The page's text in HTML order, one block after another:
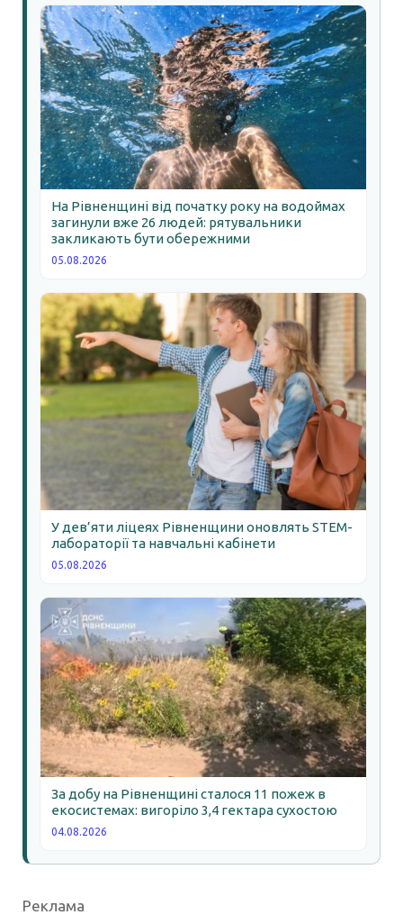
На Рівненщині від початку року на водоймах
загинули вже 26 людей: рятувальники
закликають бути обережними
05.08.2026
У дев’яти ліцеях Рівненщини оновлять STEM-
лабораторії та навчальні кабінети
05.08.2026
За добу на Рівненщині сталося 11 пожеж в
екосистемах: вигоріло 3,4 гектара сухостою
04.08.2026
Реклама